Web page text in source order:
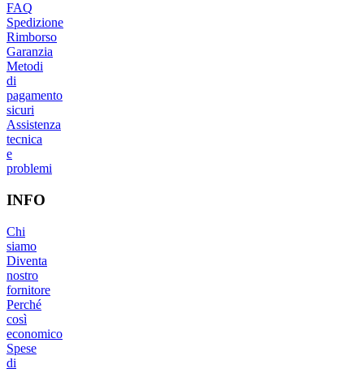
FAQ
Spedizione
Rimborso
Garanzia
Metodi
di
pagamento
sicuri
Assistenza
tecnica
e
problemi
INFO
Chi
siamo
Diventa
nostro
fornitore
Perché
così
economico
Spese
di